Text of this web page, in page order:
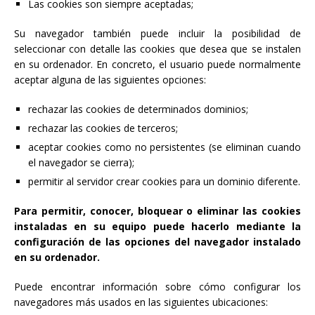
Las cookies son siempre aceptadas;
Su navegador también puede incluir la posibilidad de
seleccionar con detalle las cookies que desea que se instalen
en su ordenador. En concreto, el usuario puede normalmente
aceptar alguna de las siguientes opciones:
rechazar las cookies de determinados dominios;
rechazar las cookies de terceros;
aceptar cookies como no persistentes (se eliminan cuando
el navegador se cierra);
permitir al servidor crear cookies para un dominio diferente.
Para permitir, conocer, bloquear o eliminar las cookies
instaladas en su equipo puede hacerlo mediante la
configuración de las opciones del navegador instalado
en su ordenador.
Puede encontrar información sobre cómo configurar los
navegadores más usados en las siguientes ubicaciones: